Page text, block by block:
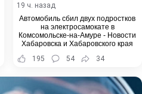
19 ч. назад
Автомобиль сбил двух подростков
на электросамокате в
Комсомольске-на-Амуре - Новости
Хабаровска и Хабаровского края
195
54 34